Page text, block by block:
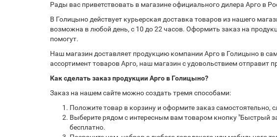
Рады вас приветствовать в магазине официального дилера Арго в
В Голицыно действует курьерская доставка товаров из нашего
возможна в любой день, с 10 до 22 часов. Оформить заказ на
помогут.
Наш магазин доставляет продукцию компании Арго в Голицыно в
ассортимент товаров Арго, наш магазин с удовольствием
Как сделать заказ продукции Арго в Голицыно?
Заказ на нашем сайте можно создать тремя способами:
Положите товар в корзину и оформите заказ самостоятельно,
Выберите рядом с интересным вам товаром кнопку "Быстрый
бесплатно.